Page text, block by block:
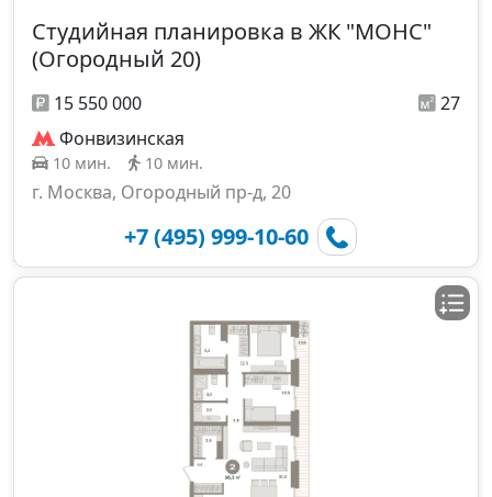
Студийная планировка в ЖК "МОНС"
(Огородный 20)
15 550 000
27
Фонвизинская
10 мин. 10 мин.
г. Москва, Огородный пр-д, 20
+7 (495) 999-10-60